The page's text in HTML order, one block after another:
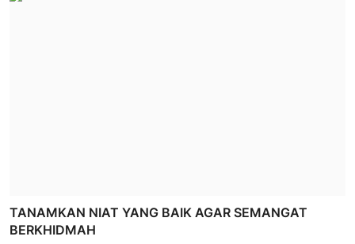
TANAMKAN NIAT YANG BAIK AGAR SEMANGAT
BERKHIDMAH